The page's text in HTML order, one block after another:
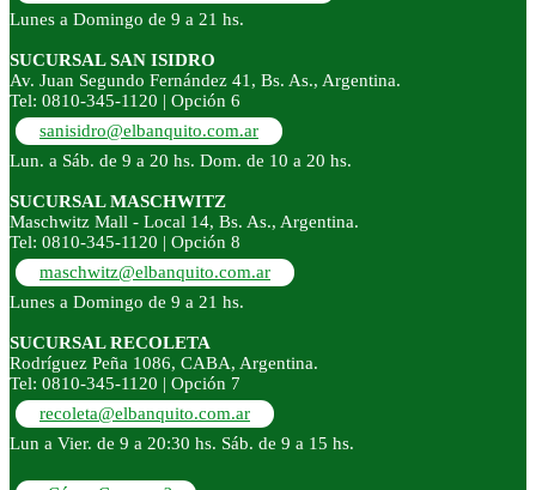
Lunes a Domingo de 9 a 21 hs.
SUCURSAL SAN ISIDRO
Av. Juan Segundo Fernández 41, Bs. As., Argentina.
Tel: 0810-345-1120 | Opción 6
sanisidro@elbanquito.com.ar
Lun. a Sáb. de 9 a 20 hs. Dom. de 10 a 20 hs.
SUCURSAL MASCHWITZ
Maschwitz Mall - Local 14, Bs. As., Argentina.
Tel: 0810-345-1120 | Opción 8
maschwitz@elbanquito.com.ar
Lunes a Domingo de 9 a 21 hs.
SUCURSAL RECOLETA
Rodríguez Peña 1086, CABA, Argentina.
Tel: 0810-345-1120 | Opción 7
recoleta@elbanquito.com.ar
Lun a Vier. de 9 a 20:30 hs. Sáb. de 9 a 15 hs.